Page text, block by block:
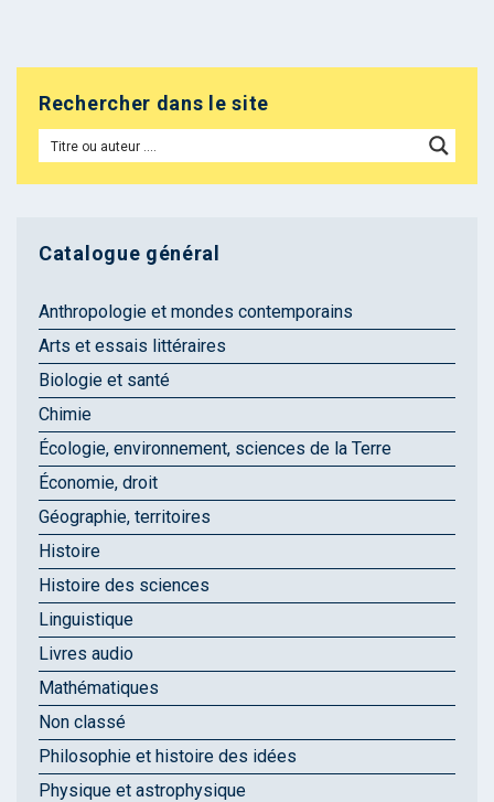
Rechercher dans le site
Catalogue général
Anthropologie et mondes contemporains
Arts et essais littéraires
Biologie et santé
Chimie
Écologie, environnement, sciences de la Terre
Économie, droit
Géographie, territoires
Histoire
Histoire des sciences
Linguistique
Livres audio
Mathématiques
Non classé
Philosophie et histoire des idées
Physique et astrophysique